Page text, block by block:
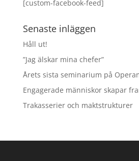
[custom-facebook-feed]
Senaste inläggen
Håll ut!
”Jag älskar mina chefer”
Årets sista seminarium på
Engagerade människor skapar
Trakasserier och maktstrukturer